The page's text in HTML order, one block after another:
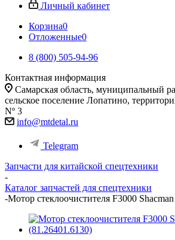
Личный кабинет
Корзина0
Отложенные0
8 (800) 505-94-96
Контактная информация
Самарская область, муниципальный
сельское поселение Лопатино,
Nº 3
info@mtdetal.ru
Telegram
Запчасти для китайской спецтехники
-
Каталог запчастей для спецтехники
-Мотор стеклоочистителя F3000